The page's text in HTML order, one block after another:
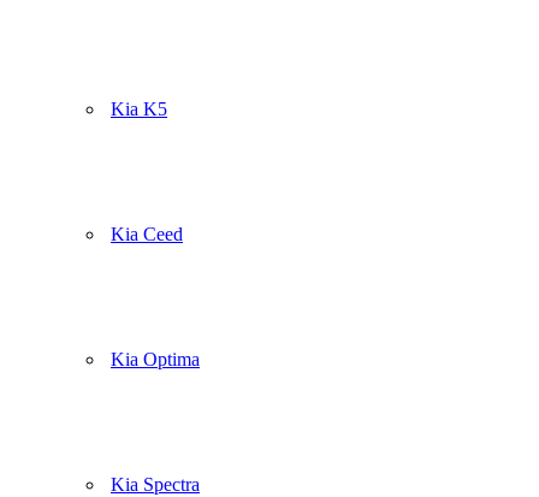
Kia K5
Kia Ceed
Kia Optima
Kia Spectra